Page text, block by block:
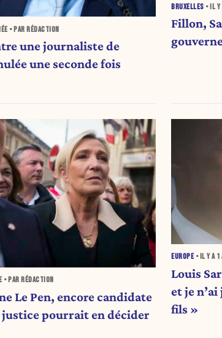
• PAR RÉDACTION
une journaliste de
une seconde fois
BRUXELLES • IL Y
Fillon,
• PAR RÉDACTION
Le Pen, encore candidate
justice pourrait en décider
EUROPE • IL Y A 1
Louis
et je
fils »